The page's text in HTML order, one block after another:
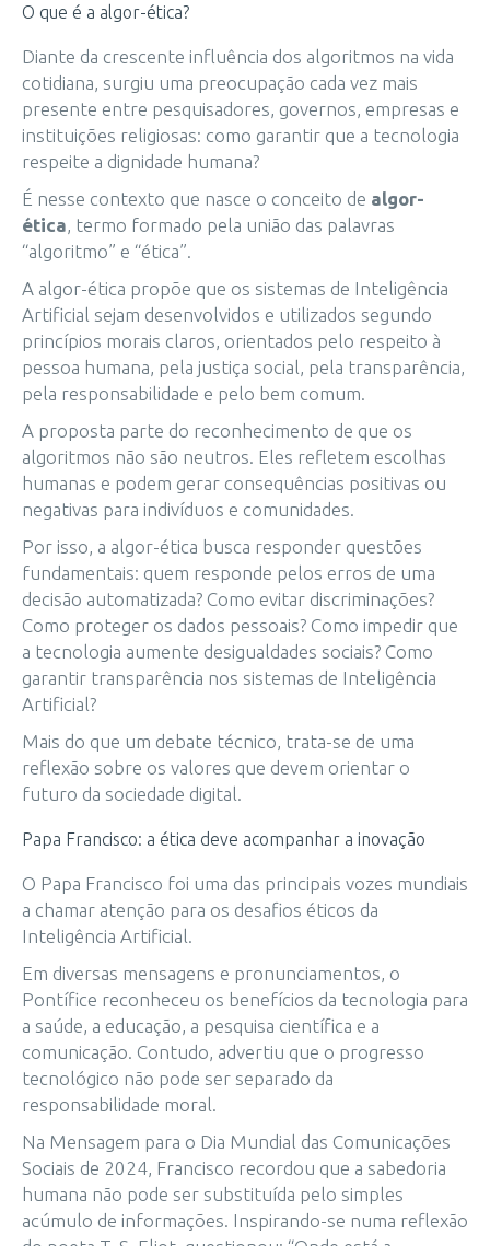
O que é a algor-ética?
Diante da crescente influência dos algoritmos na vida
cotidiana, surgiu uma preocupação cada vez mais
presente entre pesquisadores, governos, empresas e
instituições religiosas: como garantir que a tecnologia
respeite a dignidade humana?
É nesse contexto que nasce o conceito de algor-
ética, termo formado pela união das palavras
“algoritmo” e “ética”.
A algor-ética propõe que os sistemas de Inteligência
Artificial sejam desenvolvidos e utilizados segundo
princípios morais claros, orientados pelo respeito à
pessoa humana, pela justiça social, pela transparência,
pela responsabilidade e pelo bem comum.
A proposta parte do reconhecimento de que os
algoritmos não são neutros. Eles refletem escolhas
humanas e podem gerar consequências positivas ou
negativas para indivíduos e comunidades.
Por isso, a algor-ética busca responder questões
fundamentais: quem responde pelos erros de uma
decisão automatizada? Como evitar discriminações?
Como proteger os dados pessoais? Como impedir que
a tecnologia aumente desigualdades sociais? Como
garantir transparência nos sistemas de Inteligência
Artificial?
Mais do que um debate técnico, trata-se de uma
reflexão sobre os valores que devem orientar o
futuro da sociedade digital.
Papa Francisco: a ética deve acompanhar a inovação
O Papa Francisco foi uma das principais vozes mundiais
a chamar atenção para os desafios éticos da
Inteligência Artificial.
Em diversas mensagens e pronunciamentos, o
Pontífice reconheceu os benefícios da tecnologia para
a saúde, a educação, a pesquisa científica e a
comunicação. Contudo, advertiu que o progresso
tecnológico não pode ser separado da
responsabilidade moral.
Na Mensagem para o Dia Mundial das Comunicações
Sociais de 2024, Francisco recordou que a sabedoria
humana não pode ser substituída pelo simples
acúmulo de informações. Inspirando-se numa reflexão